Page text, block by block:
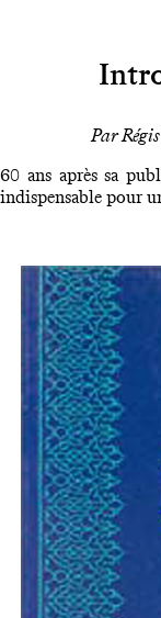
Par
60 ans après sa
indispensable pour